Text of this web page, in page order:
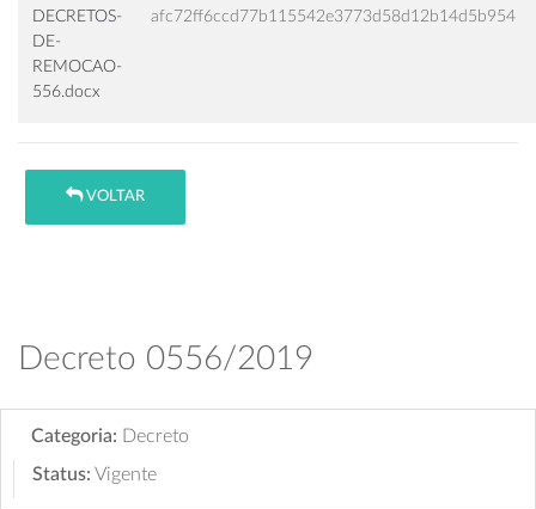
DECRETOS-
DE-
REMOCAO-
556.docx
afc72ff6ccd77b115542e3773d58d12b14d5b954
VOLTAR
Decreto 0556/2019
Categoria: Decreto
Status: Vigente